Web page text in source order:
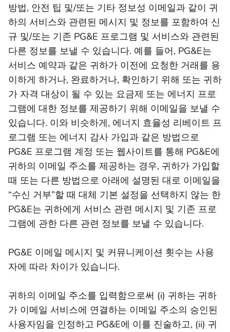
방법, 안전 팁 및/또는 기타 정보성 이메일과 같이 귀
하의 서비스와 관련된 메시지 및 정보를 포함하여 신
규 및/또는 기존 PG&E 프로그램 및 서비스와 관련된
다른 정보를 보낼 수 있습니다. 예를 들어, PG&E는
서비스 예약과 같은 귀하가 이전에 요청한 거래를 용
이하게 하거나, 완료하거나, 확인하기 위해 또는 귀하
가 자격 대상이 될 수 있는 요금제 또는 에너지 프로
그램에 대한 정보를 제공하기 위해 이메일을 보낼 수
있습니다. 이와 비슷하게, 에너지 효율성 리베이트 프
로그램 또는 에너지 감사 가입과 같은 방법으로
PG&E 프로그램 계정 또는 웹사이트를 통해 PG&E에
귀하의 이메일 주소를 제공하는 경우, 귀하가 가입할
때 또는 다른 방법으로 아래에 설명된 대로 이메일을
“수신 거부”할 때 대체 기본 설정을 선택하지 않는 한
PG&E는 귀하에게 서비스 관련 메시지 및 기존 프로
그램에 관한 다른 관련 정보를 보낼 수 있습니다.
PG&E 이메일 메시지 및 커뮤니케이션 횟수는 사용
자에 따라 차이가 있습니다.
귀하의 이메일 주소를 입력함으로써 (i) 귀하는 귀하
가 이메일 서비스에 연결하는 이메일 주소의 승인된
사용자임을 인정하고 PG&E에 이를 진술하고, (ii) 귀